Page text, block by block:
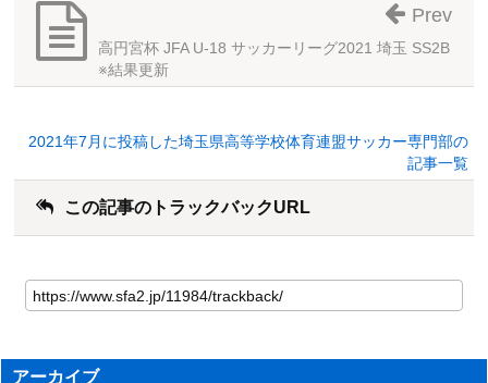
高円宮杯 JFA U-18 サッカーリーグ2021 埼玉 SS2B
※結果更新
Prev
2021年7月に投稿した埼玉県高等学校体育連盟サッカー専門部の
記事一覧
この記事のトラックバックURL
アーカイブ